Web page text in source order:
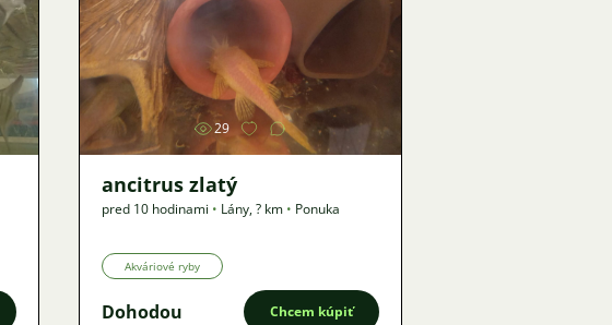
Obrázok
29
ancitrus zlatý
pred 10 hodinami • Lány,? km • Ponuka
Akváriové ryby
Dohodou Chcem kúpiť